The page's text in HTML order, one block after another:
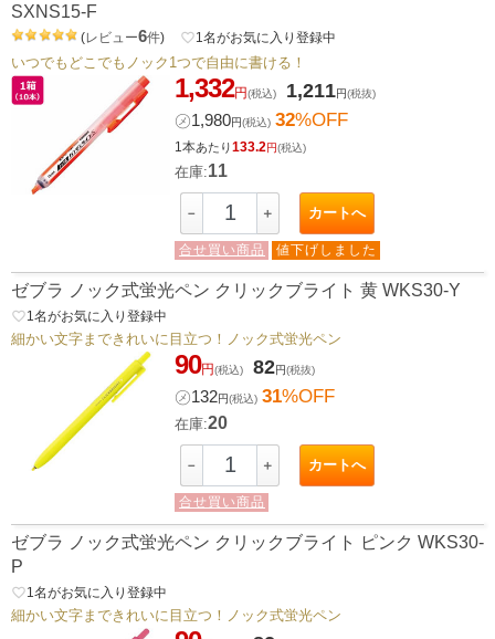
SXNS15-F
(レビュー6件) favorite_border1 名がお気に入り登録中
いつでもどこでもノック1つで自由に書ける！
1,332円(税込) 1,211円(税抜)
㋱1,980円(税込) 32%OFF
1本あたり133.2円(税込)
在庫:11
－ ＋ カートへ
合せ買い商品 値下げしました
ゼブラ ノック式蛍光ペン クリックブライト 黄 WKS30-Y
favorite_border1 名がお気に入り登録中
細かい文字まできれいに目立つ！ノック式蛍光ペン
90円(税込) 82円(税抜)
㋱132円(税込) 31%OFF
在庫:20
－ ＋ カートへ
合せ買い商品
ゼブラ ノック式蛍光ペン クリックブライト ピンク WKS30-
P
favorite_border1 名がお気に入り登録中
細かい文字まできれいに目立つ！ノック式蛍光ペン